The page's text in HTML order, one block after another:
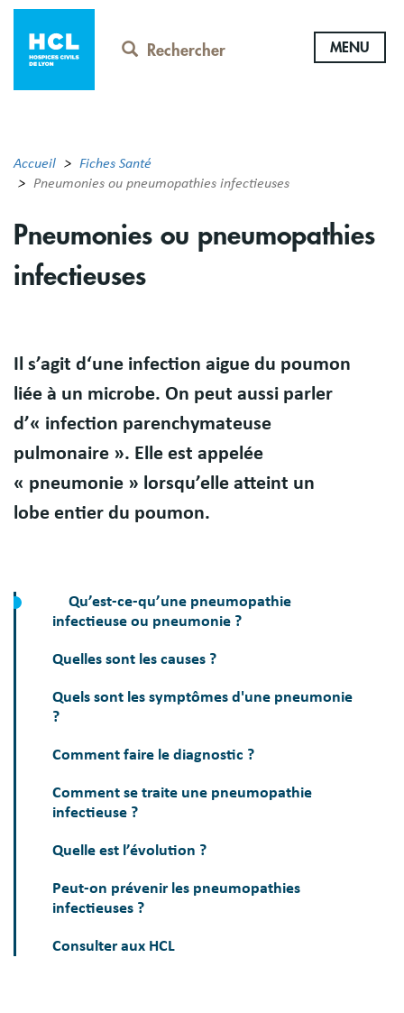
Aller
contenu
principal
Rechercher MENU
Accueil
Fiches Santé
Pneumonies ou pneumopathies infectieuses
Pneumonies ou pneumopathies
infectieuses
Résumé
Il s’agit d‘une infection aigue du poumon
liée à un microbe. On peut aussi parler
d’« infection parenchymateuse
pulmonaire ». Elle est appelée
« pneumonie » lorsqu’elle atteint un
lobe entier du poumon.
Qu’est-ce-qu’une pneumopathie
infectieuse ou pneumonie ?
Quelles sont les causes ?
Quels sont les symptômes d'une pneumonie
?
Comment faire le diagnostic ?
Comment se traite une pneumopathie
infectieuse ?
Quelle est l’évolution ?
Peut-on prévenir les pneumopathies
infectieuses ?
Consulter aux HCL